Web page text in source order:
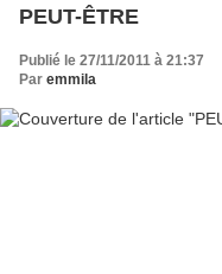
PEUT-ÊTRE
Publié le 27/11/2011 à 21:37
Par emmila